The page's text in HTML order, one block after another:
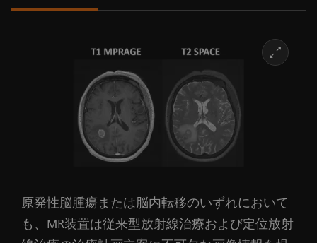
さらに、MAGNETOM Sola および MAGNETOM Vida
には幅広いコイルのラインアップを備えており、放
射線治療時の位置での正確な画質に加え、簡単かつ
迅速な患者ポジショニングを実現します。
超高密度コイルエレメント設計により、BioMatrixコ
イルおよびUltraFlexコイルは高いSNRと、parallel
大幅に短縮し、効率的なワークフローを支援しま
す。
は、画像取得から後処理、輪郭描出に至るまでのワ
ーズな統合を支援します
.via RT Image Suiteを用いることで、MR画像
からHU値情報を持つSynthetic CT4 の生成します。
精密な標的輪郭描出のために、4D MRI - RT
Respiratory Self-Gatingは、自由呼吸下での撮像中に
呼吸位相を自動的に分類し、腹部および胸部臓器の
写真の可動式レーザーはラップ レーザー アプリケーション社の製品で
す。
MAGNETOM SolaおよびMAGNETOM Vidaに搭載
された各種BioMatrixテクノロジーは、MR撮像を
真にパーソナライズし、精密で再現性の高い画
像診断を実現します。これにより放射線治療計
画、モニタリング、経過観察等のMR撮像におい
BioMatrixは、3つの主要技術で構成されていま
す。
原発性脳腫瘍または脳内転移のいずれにおいて
も、MR装置は従来型放射線治療および定位放射